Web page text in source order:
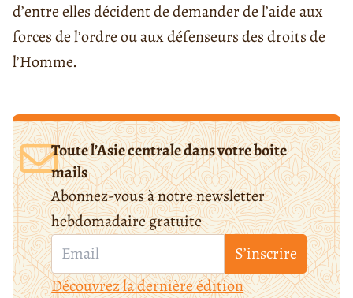
d’entre elles décident de demander de l’aide aux
forces de l’ordre ou aux défenseurs des droits de
l’Homme.
Toute l’Asie centrale dans votre boite
mails
Abonnez-vous à notre newsletter
hebdomadaire gratuite
S’inscrire
Découvrez la dernière édition